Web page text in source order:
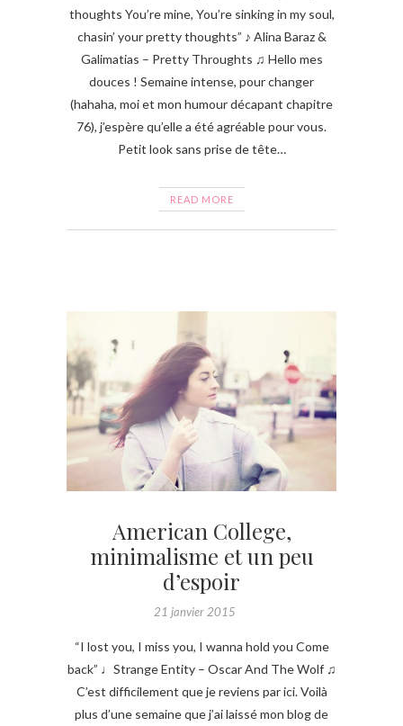
thoughts You’re mine, You’re sinking in my soul,
chasin’ your pretty thoughts” ♪ Alina Baraz &
Galimatias – Pretty Throughts ♫ Hello mes
douces ! Semaine intense, pour changer
(hahaha, moi et mon humour décapant chapitre
76), j’espère qu’elle a été agréable pour vous.
Petit look sans prise de tête…
READ MORE
American College,
minimalisme et un peu
d’espoir
21 janvier 2015
“I lost you, I miss you, I wanna hold you Come
back” ♩Strange Entity – Oscar And The Wolf ♫
C’est difficilement que je reviens par ici. Voilà
plus d’une semaine que j’ai laissé mon blog de